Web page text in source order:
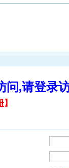
问,请登
】